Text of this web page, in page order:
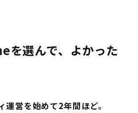
を選んで、よかった
営を始めて2年間ほど。